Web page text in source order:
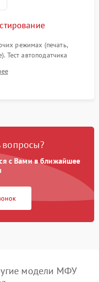
режимах (печать,
Тест автоподатчика
качества отпечатка
и надежность запекания
вопросы?
с Вами в ближайшее
модели МФУ